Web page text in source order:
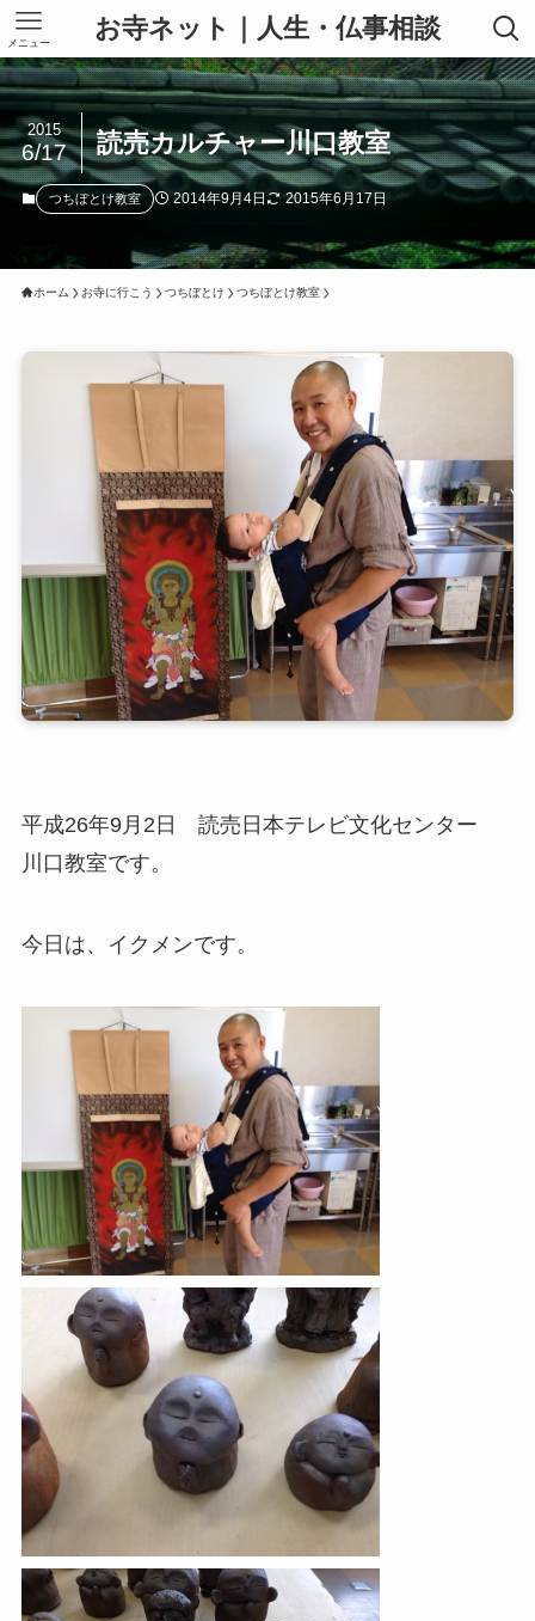
お寺ネット｜人生・仏事相談
メニュー
読売カルチャー川口教室
2015
6/17
つちぼとけ教室 2014年9月4日 2015年6月17日
ホーム お寺に行こう つちぼとけ つちぼとけ教室
平成26年9月2日 読売日本テレビ文化センター
川口教室です。
今日は、イクメンです。